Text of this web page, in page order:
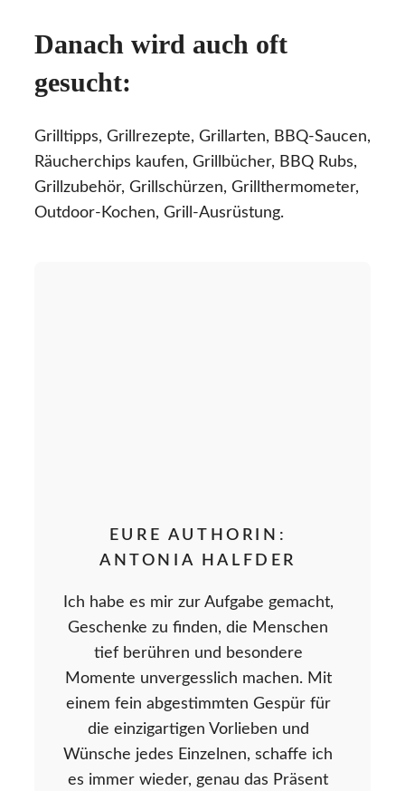
Danach wird auch oft
gesucht:
Grilltipps, Grillrezepte, Grillarten, BBQ-Saucen,
Räucherchips kaufen, Grillbücher, BBQ Rubs,
Grillzubehör, Grillschürzen, Grillthermometer,
Outdoor-Kochen, Grill-Ausrüstung.
EURE AUTHORIN:
ANTONIA HALFDER
Ich habe es mir zur Aufgabe gemacht,
Geschenke zu finden, die Menschen
tief berühren und besondere
Momente unvergesslich machen. Mit
einem fein abgestimmten Gespür für
die einzigartigen Vorlieben und
Wünsche jedes Einzelnen, schaffe ich
es immer wieder, genau das Präsent